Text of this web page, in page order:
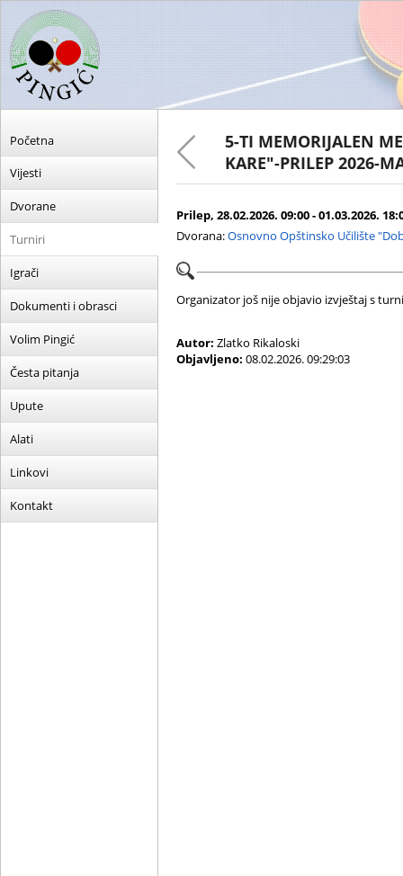
Početna
Vijesti
Dvorane
Turniri
Igrači
Dokumenti i obrasci
Volim Pingić
Česta pitanja
Upute
Alati
Linkovi
Kontakt
5-TI MEMORIJALEN
KARE"-PRILEP 2026-
Prilep, 28.02.2026. 09:00 - 01.03.2026.
Dvorana:Osnovno Opštinsko Učilište
Organizator još nije objavio izvještaj s
Autor: Zlatko Rikaloski
Objavljeno: 08.02.2026. 09:29:03